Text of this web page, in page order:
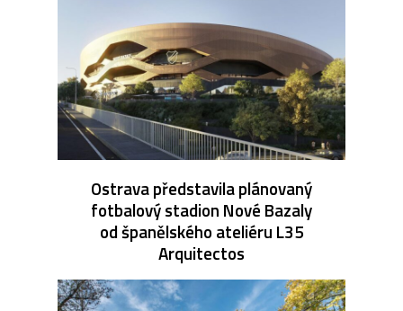
Ostrava představila plánovaný
fotbalový stadion Nové Bazaly
od španělského ateliéru L35
Arquitectos